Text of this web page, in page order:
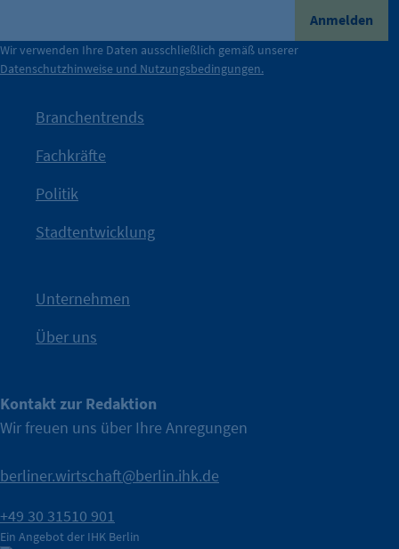
IHK Berlin. Offizieller Unterstützer der Berliner Wirtschaft.
Nach einer aufmerksamkeitsstarken Teaserphase geht die
Kampagne der IHK Berlin in die nächste Stufe. Mit
IHK?“wurde bewusst Neugier geweckt und Gespräche
mit Haltung.
Die Unternehmer stehen stellvertretend für die Vielfalt
der Berliner Wirtschaft.
Durch ihre Perspektiven wird deutlich, was der Claim
Anmelden
Wir verwenden Ihre Daten ausschließlich gemäß unserer
Datenschutzhinweise und Nutzungsbedingungen.
Branchentrends
Fachkräfte
Politik
Stadtentwicklung
Unternehmen
Über uns
Kontakt zur Redaktion
Wir freuen uns über Ihre Anregungen
berliner.wirtschaft@berlin.ihk.de
+49 30 31510 901
Ein Angebot der IHK Berlin